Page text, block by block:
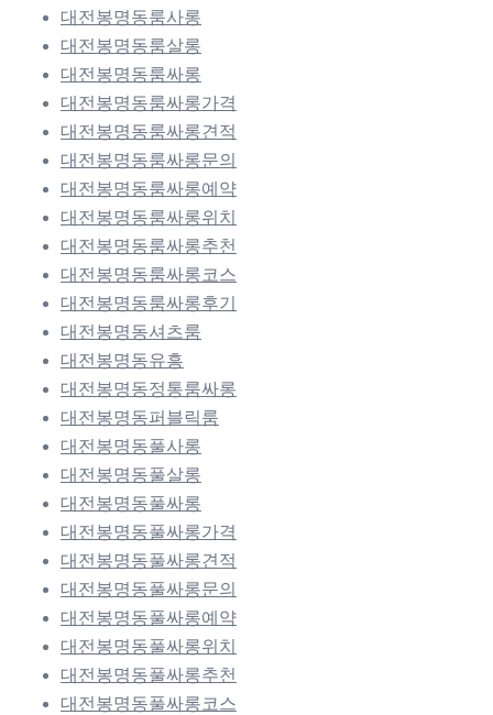
대전봉명동룸사롱
대전봉명동룸살롱
대전봉명동룸싸롱
대전봉명동룸싸롱가격
대전봉명동룸싸롱견적
대전봉명동룸싸롱문의
대전봉명동룸싸롱예약
대전봉명동룸싸롱위치
대전봉명동룸싸롱추천
대전봉명동룸싸롱코스
대전봉명동룸싸롱후기
대전봉명동셔츠룸
대전봉명동유흥
대전봉명동정통룸싸롱
대전봉명동퍼블릭룸
대전봉명동풀사롱
대전봉명동풀살롱
대전봉명동풀싸롱
대전봉명동풀싸롱가격
대전봉명동풀싸롱견적
대전봉명동풀싸롱문의
대전봉명동풀싸롱예약
대전봉명동풀싸롱위치
대전봉명동풀싸롱추천
대전봉명동풀싸롱코스